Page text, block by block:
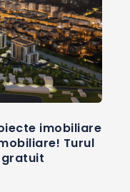
imobiliare
Turul